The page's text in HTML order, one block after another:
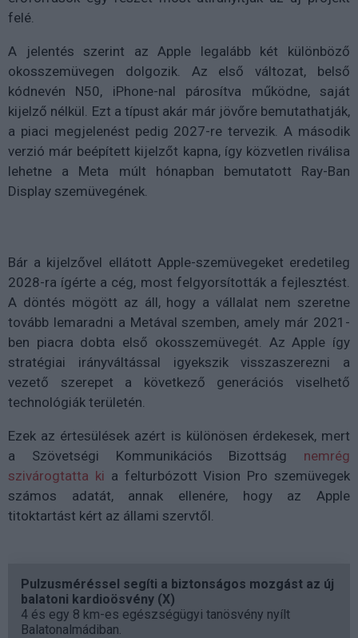
felé.
A jelentés szerint az Apple legalább két különböző
okosszemüvegen dolgozik. Az első változat, belső
kódnevén N50, iPhone-nal párosítva működne, saját
kijelző nélkül. Ezt a típust akár már jövőre bemutathatják,
a piaci megjelenést pedig 2027-re tervezik. A második
verzió már beépített kijelzőt kapna, így közvetlen riválisa
lehetne a Meta múlt hónapban bemutatott Ray-Ban
Display szemüvegének.
Bár a kijelzővel ellátott Apple-szemüvegeket eredetileg
2028-ra ígérte a cég, most felgyorsították a fejlesztést.
A döntés mögött az áll, hogy a vállalat nem szeretne
tovább lemaradni a Metával szemben, amely már 2021-
ben piacra dobta első okosszemüvegét. Az Apple így
stratégiai irányváltással igyekszik visszaszerezni a
vezető szerepet a következő generációs viselhető
technológiák területén.
Ezek az értesülések azért is különösen érdekesek, mert
a Szövetségi Kommunikációs Bizottság nemrég
szivárogtatta ki a felturbózott Vision Pro szemüvegek
számos adatát, annak ellenére, hogy az Apple
titoktartást kért az állami szervtől.
Pulzusméréssel segíti a biztonságos mozgást az új
balatoni kardioösvény (X)
4 és egy 8 km-es egészségügyi tanösvény nyílt
Balatonalmádiban.